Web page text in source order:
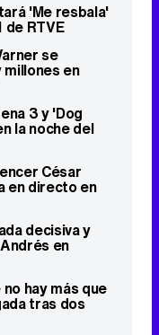
'Me resbala'
de RTVE
se
en
3 y 'Dog
la noche del
César
en directo en
decisiva y
en
hay más que
tras dos